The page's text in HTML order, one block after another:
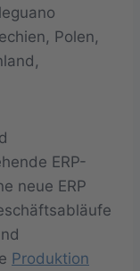
Polen,
ERP-
neue ERP
Produktion